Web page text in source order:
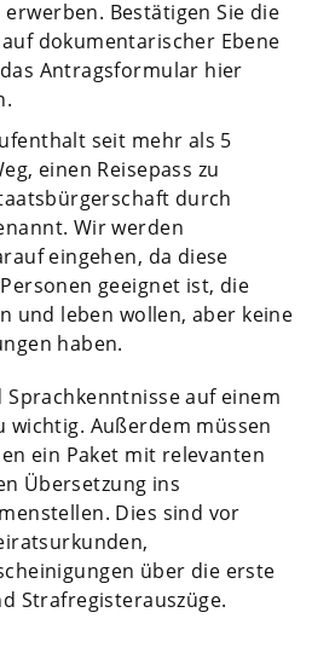
Bestätigen Sie die
dokumentarischer Ebene
Antragsformular hier
seit mehr als 5
einen Reisepass zu
durch
Wir werden
eingehen, da diese
geeignet ist, die
und leben wollen, aber keine
haben.
auf einem
wichtig. Außerdem müssen
ein Paket mit relevanten
Übersetzung ins
Dies sind vor
über die erste
Strafregisterauszüge.